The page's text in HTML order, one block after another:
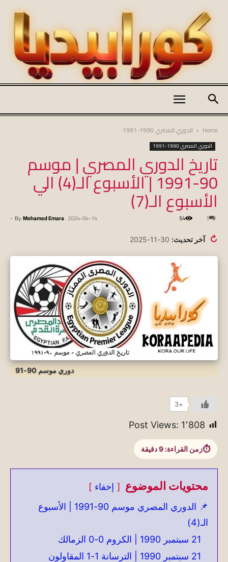
Home الدوري المصري 1990-1991
الدوري المصري 1990-1991
تاريخ الدوري المصري | موسم
90-1991 | الأسبوع الـ(4) الي
الأسبوع الـ(7)
By Mohamed Emara
- 2024-04-14 1
54
↻ آخر تحديث: 30-11-2025
دوري موسم 90-91
+3
Post Views: 1٬808
زمن القراءة: 9دقيقة
محتويات الموضوع
إخفاء
📌 الدوري المصري موسم 90-1991 | الأسبوع
الـ(4)
21 سبتمبر 1990 | الكروم 0-0 الزمالك
21 سبتمبر 1990 | الترسانة 1-1 المقاولون